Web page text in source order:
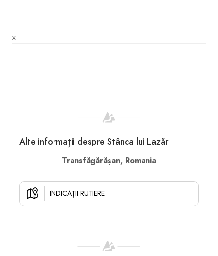
x
Alte informații despre Stânca lui Lazăr
Transfăgărășan, Romania
INDICAȚII RUTIERE